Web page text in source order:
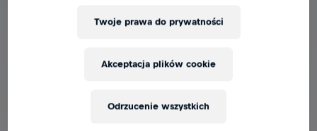
Niezależnie od tego, czy jesteś w drużynie, czy tworzysz
Twoje prawa do prywatności
Odrzucenie wszystkich
Akceptacja plików cookie